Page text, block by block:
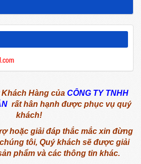
Hàng của CÔNG TY TNHH
rất hân hạnh được phục vụ quý
khách!
hoặc giải đáp thắc mắc xin đừng
tôi, Quý khách sẽ được giải
phẩm và các thông tin khác.